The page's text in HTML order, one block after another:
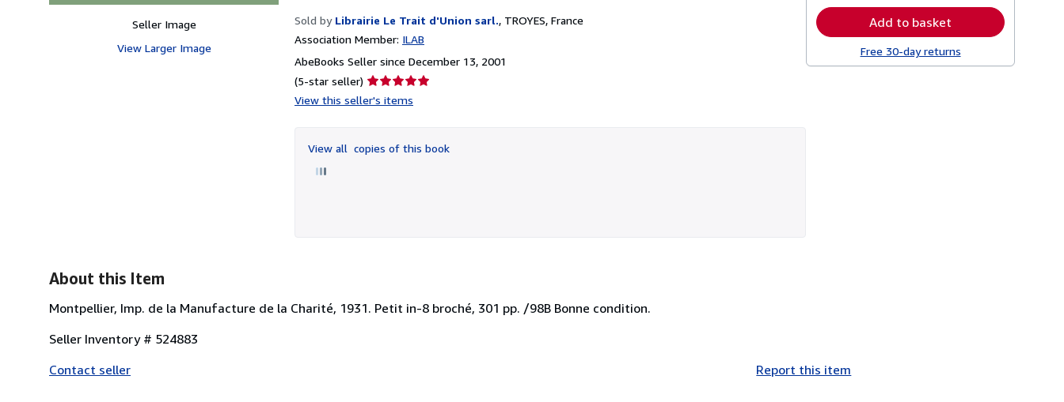
Seller Image
View Larger Image
Sold by Librairie Le Trait d'Union sarl., TROYES, France
Association Member: ILAB
AbeBooks Seller since December 13, 2001
(5-star seller) Seller
rating
of
5
View this seller's items
View all copies of this book
Add to basket
Free 30-day returns
About this Item
Montpellier, Imp. de la Manufacture de la Charité, 1931. Petit in-8 broché, 301 pp. /98B Bonne condition.
Seller Inventory # 524883
Contact seller
Report this item